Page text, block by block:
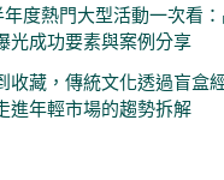
度熱門大型活動一次看
光成功要素與案例分享
收藏，傳統文化透過盲盒
進年輕市場的趨勢拆解